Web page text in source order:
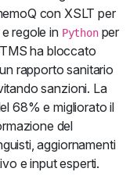
con XSLT per
regole in Pythonper
ha bloccato
rapporto sanitario
sanzioni. La
68% e migliorato il
del
aggiornamenti
e input esperti.